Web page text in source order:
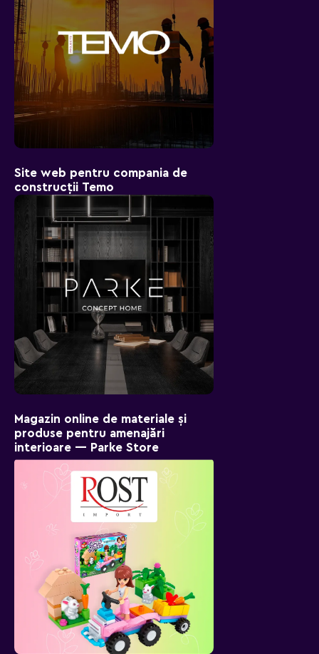
Site web pentru compania de
construcții Temo
Magazin online de materiale și
produse pentru amenajări
interioare — Parke Store